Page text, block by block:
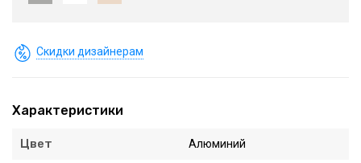
Скидки дизайнерам
Характеристики
Цвет Алюминий